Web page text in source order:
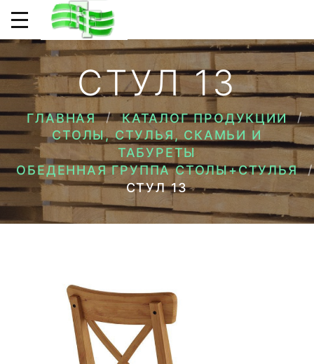
СТУЛ 13
ГЛАВНАЯ
КАТАЛОГ ПРОДУКЦИИ
СТОЛЫ, СТУЛЬЯ, СКАМЬИ И
ТАБУРЕТЫ
ОБЕДЕННАЯ ГРУППА СТОЛЫ+СТУЛЬЯ
СТУЛ 13